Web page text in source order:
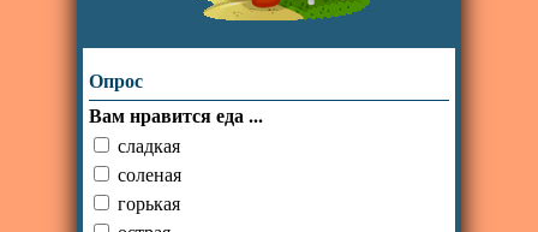
Опрос
Вам нравится еда ...
сладкая
соленая
горькая